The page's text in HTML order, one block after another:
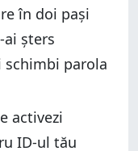
în doi pași
ai șters
schimbi parola
activezi
ID-ul tău